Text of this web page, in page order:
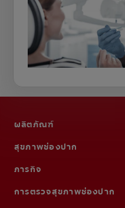
ผลิตภัณฑ์
สุขภาพช่องปาก
ภารกิจ
การตรวจสุขภาพช่องปาก